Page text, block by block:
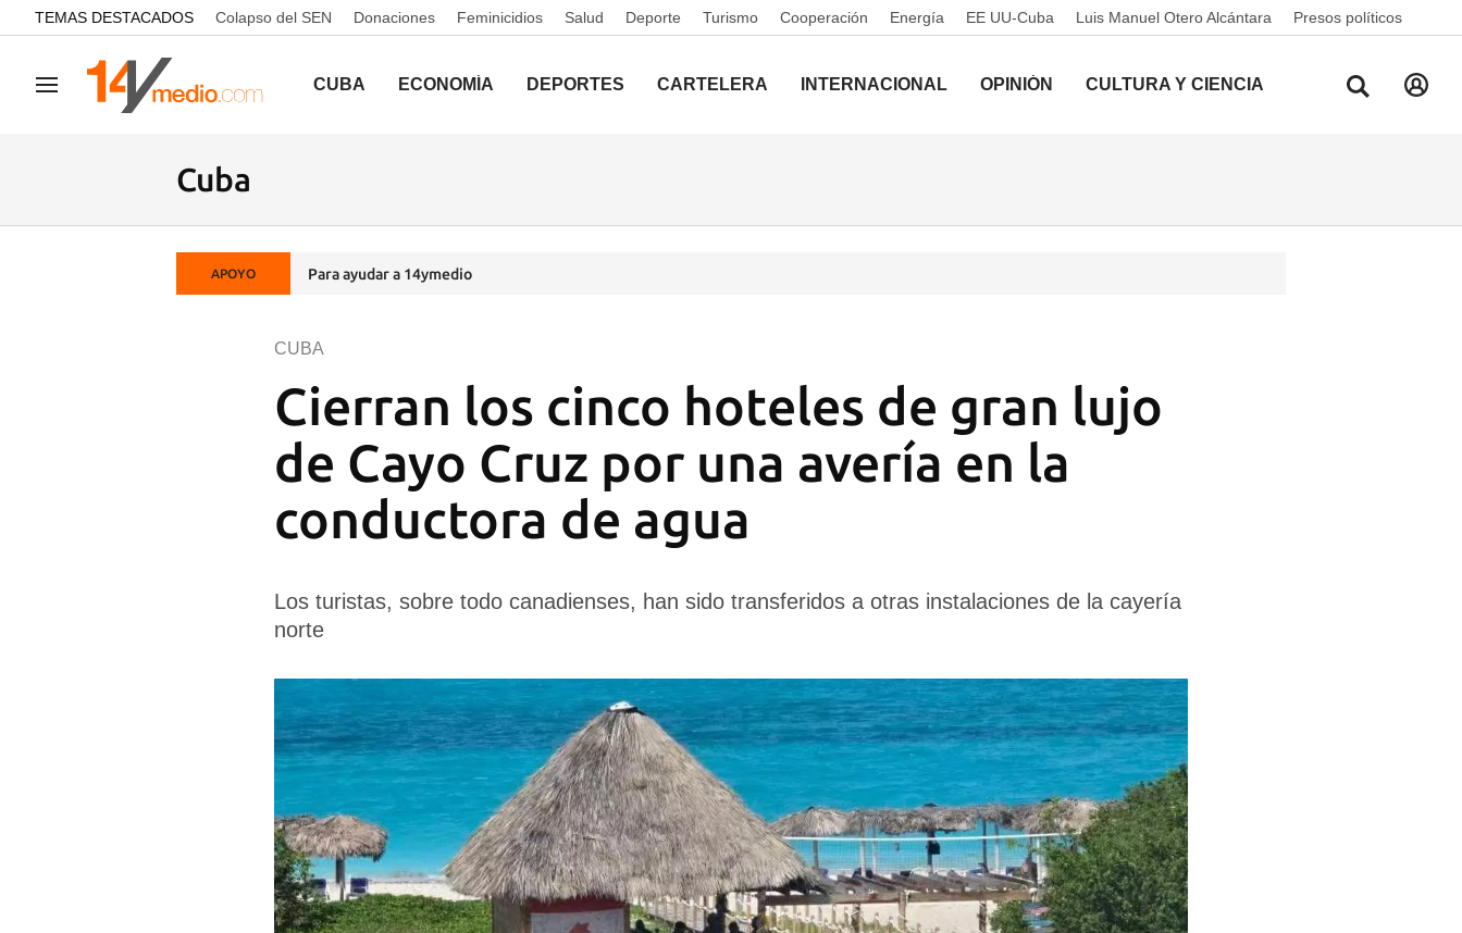
common.go-to-content
TEMAS DESTACADOS Colapso del SEN Donaciones Feminicidios Salud Deporte Turismo Cooperación Energía EE UU-Cuba Luis Manuel Otero Alcántara Presos políticos
Navegación CUBA ECONOMÍA DEPORTES CARTELERA INTERNACIONAL OPINIÓN CULTURA Y CIENCIA
Cuba
APOYO Para ayudar a 14ymedio
Cierran los cinco hoteles de gran lujo
de Cayo Cruz por una avería en la
conductora de agua
CUBA
Los turistas, sobre todo canadienses, han sido transferidos a otras instalaciones de la cayería
norte